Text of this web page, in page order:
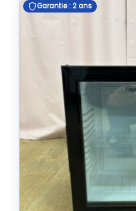
Garantie : 2 ans